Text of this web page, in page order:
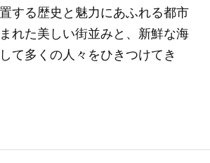
する歴史と魅力にあふれる都市
れた美しい街並みと、新鮮な海
て多くの人々をひきつけてき